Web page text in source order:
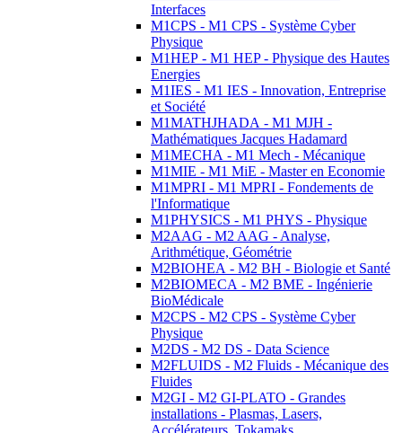
Interfaces
M1CPS - M1 CPS - Système Cyber
Physique
M1HEP - M1 HEP - Physique des Hautes
Energies
M1IES - M1 IES - Innovation, Entreprise
et Société
M1MATHJHADA - M1 MJH -
Mathématiques Jacques Hadamard
M1MECHA - M1 Mech - Mécanique
M1MIE - M1 MiE - Master en Economie
M1MPRI - M1 MPRI - Fondements de
l'Informatique
M1PHYSICS - M1 PHYS - Physique
M2AAG - M2 AAG - Analyse,
Arithmétique, Géométrie
M2BIOHEA - M2 BH - Biologie et Santé
M2BIOMECA - M2 BME - Ingénierie
BioMédicale
M2CPS - M2 CPS - Système Cyber
Physique
M2DS - M2 DS - Data Science
M2FLUIDS - M2 Fluids - Mécanique des
Fluides
M2GI - M2 GI-PLATO - Grandes
installations - Plasmas, Lasers,
Accélérateurs, Tokamaks